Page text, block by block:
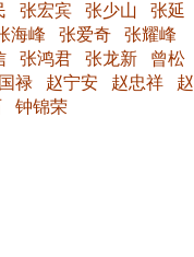
张宏宾 张少山
张延
海峰 张爱奇
张耀峰
张鸿君 张龙新
曾松
禄 赵宁安 赵忠祥
赵
钟锦荣